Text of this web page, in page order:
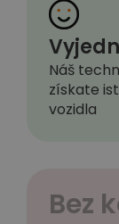
Náš
získate
vozidla
Bez